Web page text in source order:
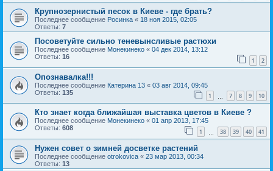
Крупнозернистый песок в Киеве - где брать?
Последнее сообщение Росинка « 18 ноя 2015, 02:05
Ответы: 7
Посоветуйте сильно теневынсливые растюхи
Последнее сообщение Монекинеко « 04 дек 2014, 13:12
Ответы: 16 1 2
Опознавалка!!!
Последнее сообщение Катерина 13 « 03 авг 2014, 09:45
Ответы: 135 1 7 8 9 10
Кто знает когда ближайшая выставка цветов в Киеве ?
Последнее сообщение Монекинеко « 01 апр 2013, 17:45
Ответы: 608 1 38 39 40 41
Нужен совет о зимней досветке растений
Последнее сообщение otrokovica « 23 мар 2013, 00:34
Ответы: 13